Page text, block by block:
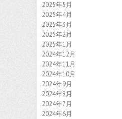
2025年5月
2025年4月
2025年3月
2025年2月
2025年1月
2024年12月
2024年11月
2024年10月
2024年9月
2024年8月
2024年7月
2024年6月